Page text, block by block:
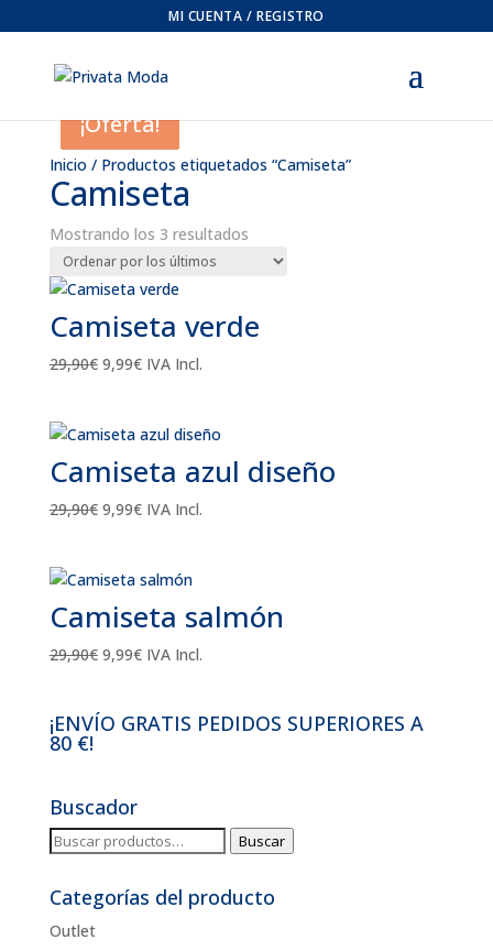
MI CUENTA / REGISTRO
Inicio / Productos etiquetados “Camiseta”
Camiseta
Mostrando los 3 resultadosOrdenado
¡Oferta!
Camiseta verde
29,90€ El
era:
29,90€.
9,99€El
es:
9,99€.
IVA Incl.
¡Oferta!
Camiseta azul diseño
29,90€ El
era:
29,90€.
9,99€El
es:
9,99€.
IVA Incl.
¡Oferta!
Camiseta salmón
29,90€ El
era:
9,99€El
es:
IVA Incl.
¡ENVÍO GRATIS PEDIDOS SUPERIORES A
80 €!
Buscador
Buscar
Buscar
Categorías del producto
Outlet